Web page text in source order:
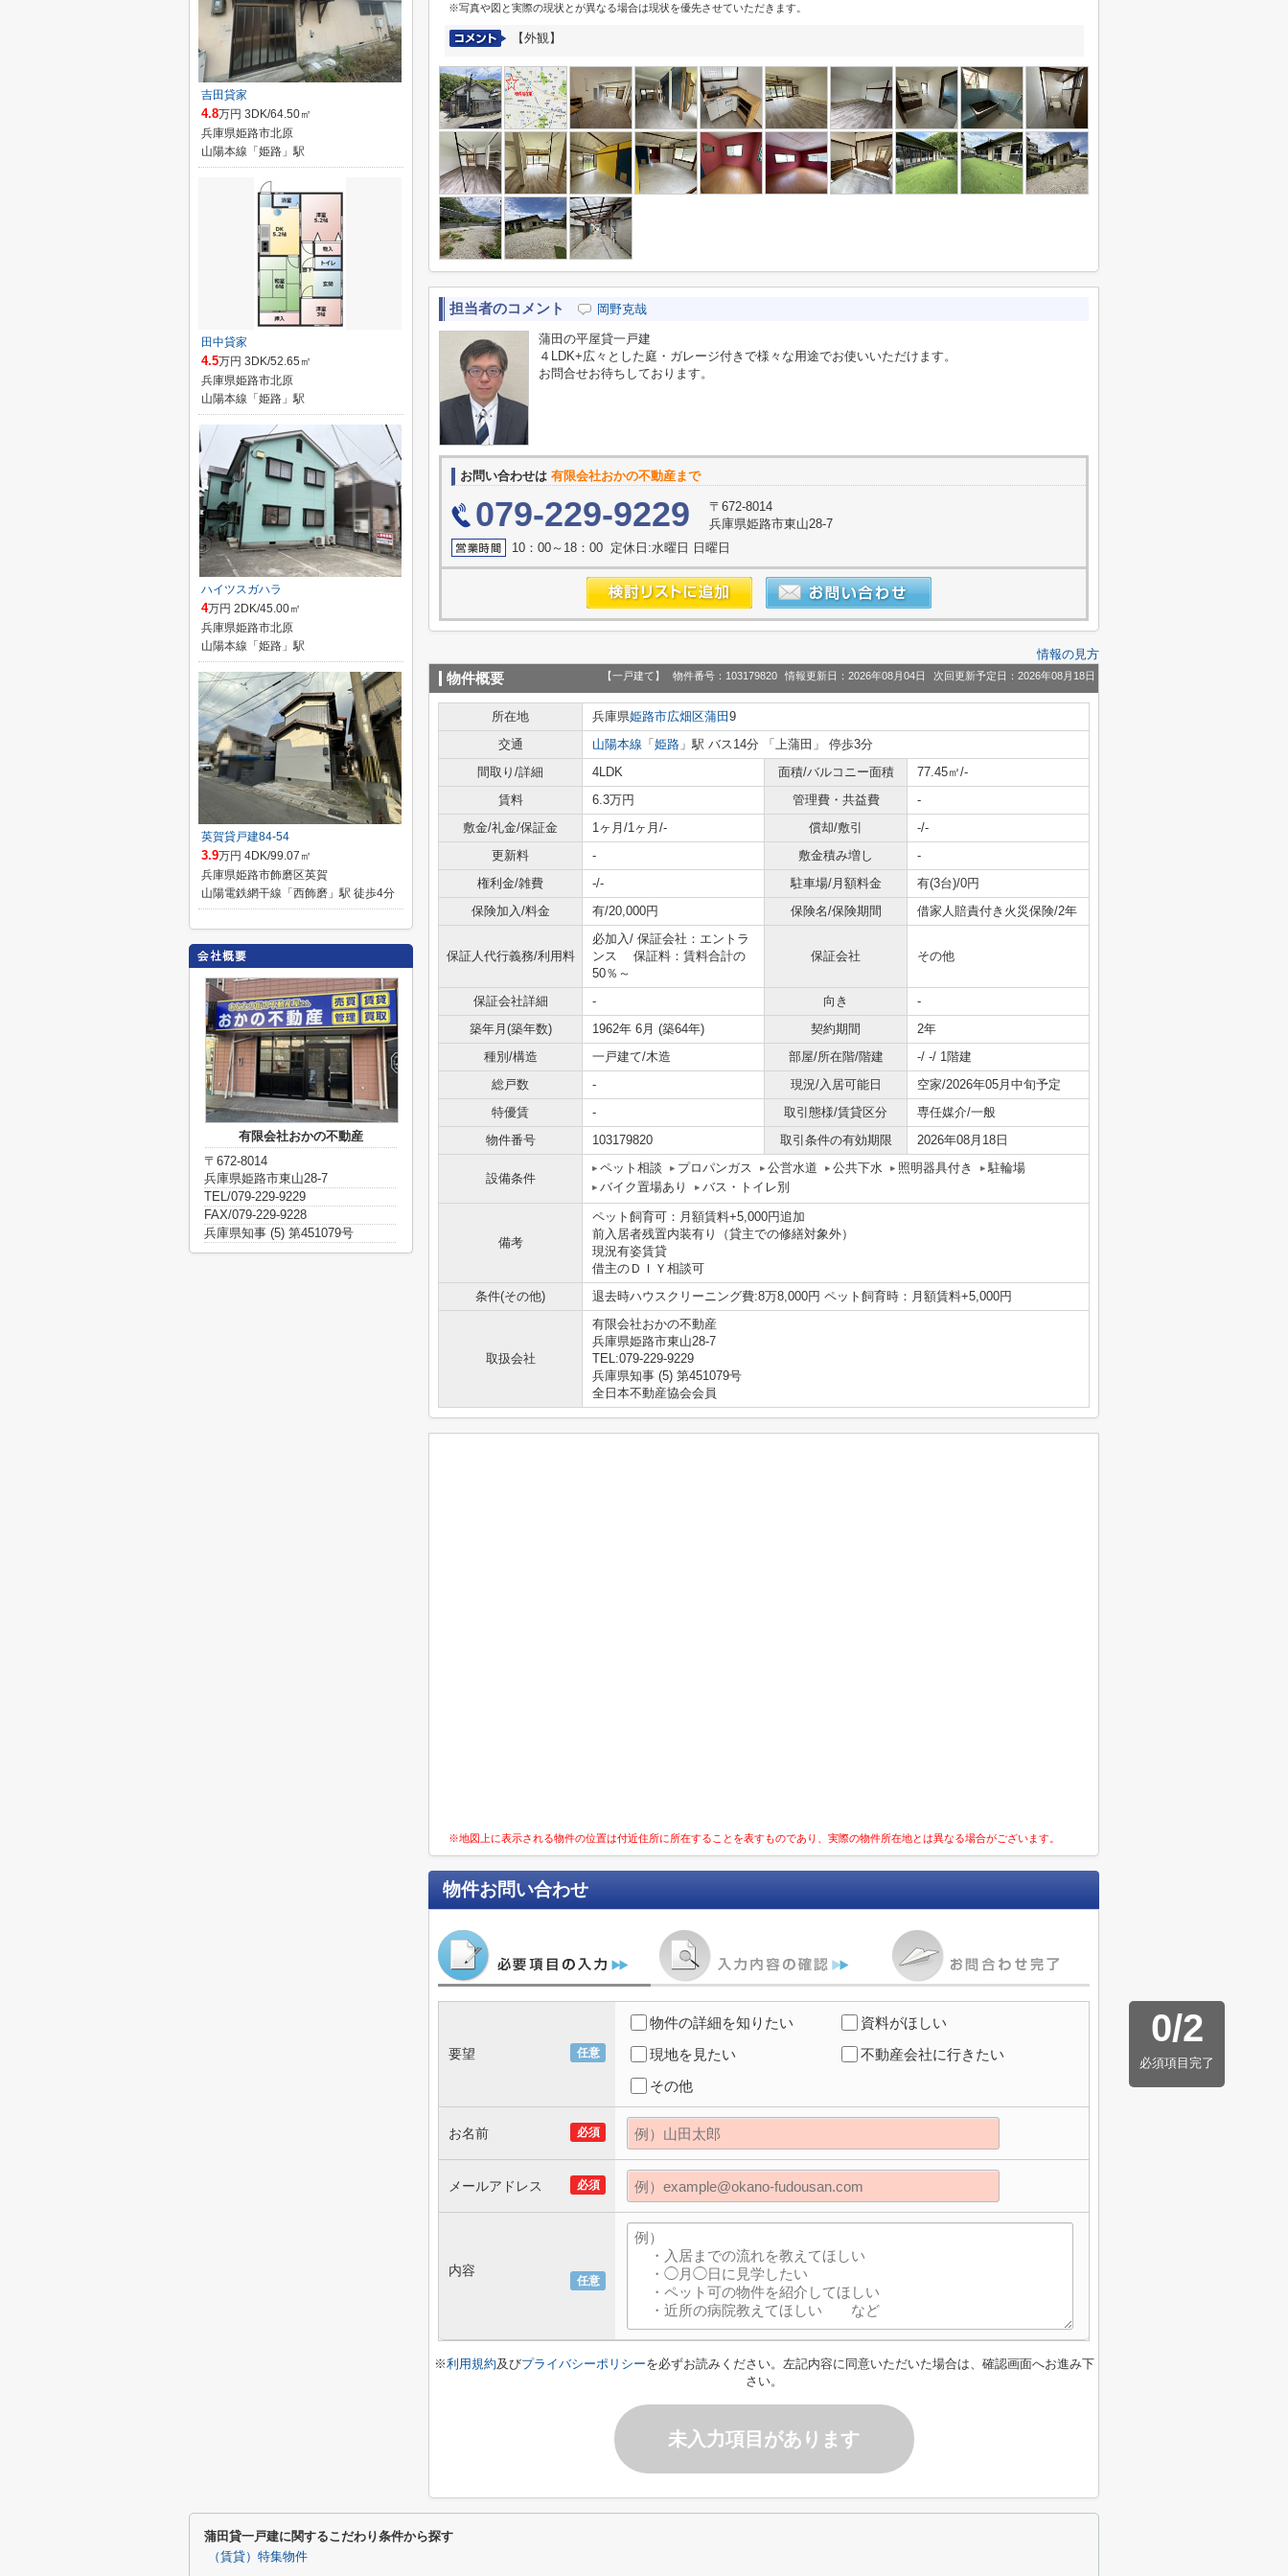
※写真や図と実際の現状とが異なる場合は現状を優先させていただきます。
【外観】
担当者のコメント 岡野克哉
蒲田の平屋貸一戸建
４LDK+広々とした庭・ガレージ付きで様々な用途でお使いいただけます。
お問合せお待ちしております。
お問い合わせは 有限会社おかの不動産まで
079-229-9229
〒672-8014
兵庫県姫路市東山28-7
10：00～18：00 定休日:水曜日 日曜日
情報の見方
物件概要 【一戸建て】 物件番号：103179820 情報更新日：2026年08月04日 次回更新予定日：2026年08月18日
所在地 兵庫県姫路市広畑区蒲田 9
交通
山陽本線 「 姫路 」駅 バス14分 「上蒲田」 停歩3分
間取り/詳細
4LDK 面積/バルコニー面積
77.45㎡/-
賃料
6.3万円 管理費・共益費
-
敷金/礼金/保証金
1ヶ月/1ヶ月/- 償却/敷引
-/-
更新料
- 敷金積み増し
-
権利金/雑費
-/- 駐車場/月額料金
有(3台)/0円
保険加入/料金
有/20,000円 保険名/保険期間 借家人賠責付き火災保険/2年
保証人代行義務/利用料
必加入/ 保証会社：エントラ
ンス 保証料：賃料合計の
50％～
保証会社 その他
保証会社詳細 - 向き
-
築年月(築年数)
1962年 6月 (築64年) 契約期間
2年
種別/構造
一戸建て/木造 部屋/所在階/階建
-/ -/ 1階建
総戸数
- 現況/入居可能日
空家/2026年05月中旬予定
特優賃
- 取引態様/賃貸区分
専任媒介/一般
物件番号
103179820 取引条件の有効期限 2026年08月18日
設備条件
ペット相談 プロパンガス 公営水道 公共下水 照明器具付き
駐輪場
バイク置場あり
バス・トイレ別
備考
ペット飼育可：月額賃料+5,000円追加
前入居者残置内装有り（貸主での修繕対象外）
現況有姿賃貸
借主のＤＩＹ相談可
条件(その他)
退去時ハウスクリーニング費:8万8,000円 ペット飼育時：月額賃料+5,000円
取扱会社
有限会社おかの不動産
兵庫県姫路市東山28-7
TEL:079-229-9229
兵庫県知事 (5) 第451079号
全日本不動産協会会員
※地図上に表示される物件の位置は付近住所に所在することを表すものであり、実際の物件所在地とは異なる場合がございます。
物件お問い合わせ
0/2
必須項目完了
任意
要望
物件の詳細を知りたい
資料がほしい
現地を見たい
不動産会社に行きたい
その他
必須
お名前
必須
メールアドレス
任意
内容
※利用規約及びプライバシーポリシーを必ずお読みください。左記内容に同意いただいた場合は、確認画面へお進み下
さい。
未入力項目があります
吉田貸家
4.8万円 3DK/64.50㎡
兵庫県姫路市北原
山陽本線「姫路」駅
田中貸家
4.5万円 3DK/52.65㎡
兵庫県姫路市北原
山陽本線「姫路」駅
ハイツスガハラ
4万円 2DK/45.00㎡
兵庫県姫路市北原
山陽本線「姫路」駅
英賀貸戸建84-54
3.9万円 4DK/99.07㎡
兵庫県姫路市飾磨区英賀
山陽電鉄網干線「西飾磨」駅 徒歩4分
有限会社おかの不動産
〒672-8014
兵庫県姫路市東山28-7
TEL/079-229-9229
FAX/079-229-9228
兵庫県知事 (5) 第451079号
蒲田貸一戸建に関するこだわり条件から探す
（賃貸）特集物件